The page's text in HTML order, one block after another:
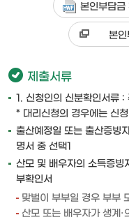
본인부담
본인
제출서류
1. 신청인의 신분확인서류 :
* 대리신청의 경우에는 신
출산예정일 또는 출산증빙
명서 중 선택1
산모 및 배우자의 소득증빙
부확인서
맞벌이 부부일 경우 부부
산모 또는 배우자가 생계·